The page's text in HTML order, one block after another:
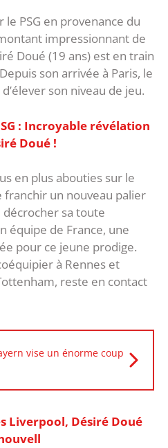
PSG en provenance du
impressionnant de
Doué (19 ans) est en train
son arrivée à Paris, le
son niveau de jeu.
: Incroyable révélation
Doué !
en plus abouties sur le
un nouveau palier
décrocher sa toute
équipe de France, une
pour ce jeune prodige.
à Rennes et
reste en contact
vise un énorme coup
Liverpool, Désiré Doué